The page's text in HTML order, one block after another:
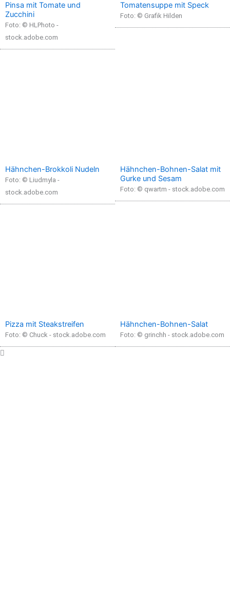
Pinsa mit Tomate und
Zucchini
Foto: © HLPhoto -
stock.adobe.com
Tomatensuppe mit Speck
Foto: © Grafik Hilden
Hähnchen-Brokkoli Nudeln
Foto: © Liudmyla -
stock.adobe.com
Hähnchen-Bohnen-Salat mit
Gurke und Sesam
Foto: © qwartm - stock.adobe.com
Pizza mit Steakstreifen
Foto: © Chuck - stock.adobe.com
Hähnchen-Bohnen-Salat
Foto: © grinchh - stock.adobe.com